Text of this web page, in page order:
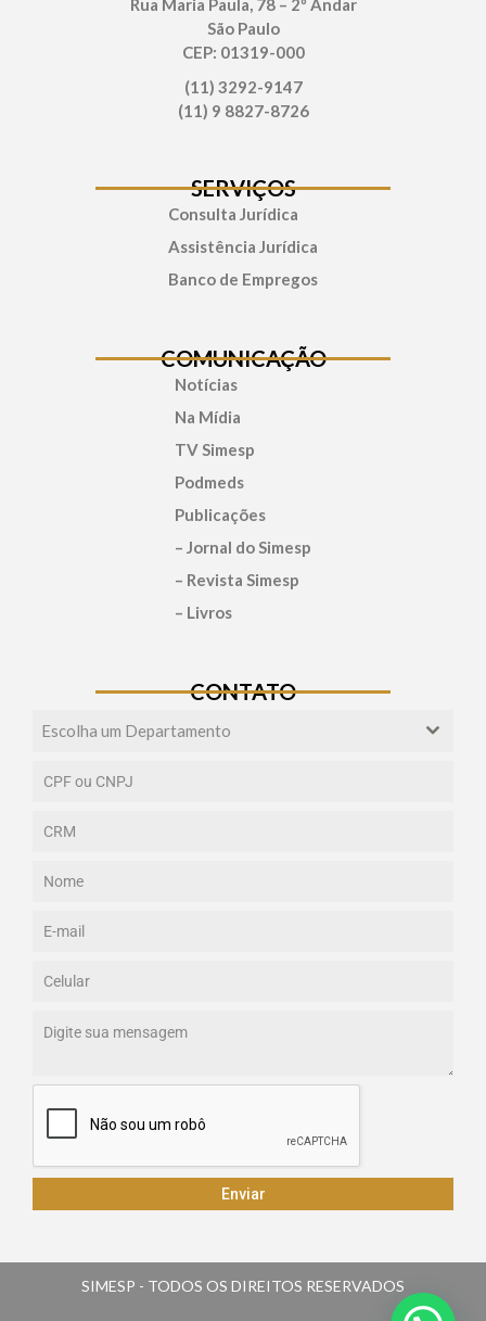
Rua Maria Paula, 78 – 2º Andar
São Paulo
CEP: 01319-000
(11) 3292-9147
(11) 9 8827-8726
SERVIÇOS
Consulta Jurídica
Assistência Jurídica
Banco de Empregos
COMUNICAÇÃO
Notícias
Na Mídia
TV Simesp
Podmeds
Publicações
– Jornal do Simesp
– Revista Simesp
– Livros
CONTATO
Escolha um Departamento
Enviar
SIMESP - TODOS OS DIREITOS RESERVADOS